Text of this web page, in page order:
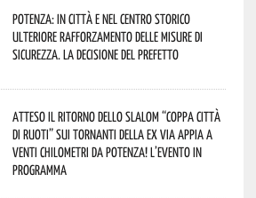
Potenza: in città e nel centro storico
ulteriore rafforzamento delle misure di
sicurezza. La decisione del Prefetto
Atteso il ritorno dello slalom “Coppa Città
di Ruoti” sui tornanti della ex via Appia a
venti chilometri da Potenza! L’evento in
programma